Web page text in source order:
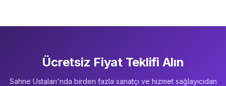
Ücretsiz Fiyat Teklifi Alın
Sahne Ustaları'nda birden fazla sanatçı ve hizmet sağlayıcıdan